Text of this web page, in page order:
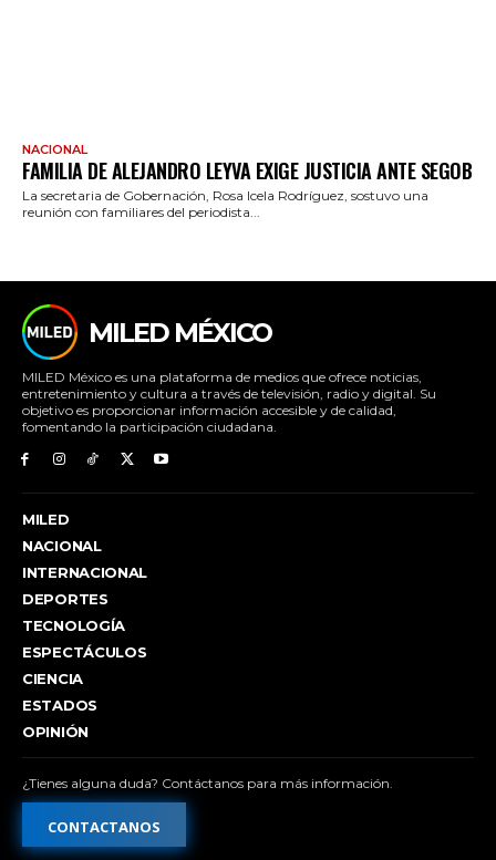
NACIONAL
FAMILIA DE ALEJANDRO LEYVA EXIGE JUSTICIA ANTE SEGOB
La secretaria de Gobernación, Rosa Icela Rodríguez, sostuvo una
reunión con familiares del periodista...
MILED MÉXICO
MILED México es una plataforma de medios que ofrece noticias,
entretenimiento y cultura a través de televisión, radio y digital. Su
objetivo es proporcionar información accesible y de calidad,
fomentando la participación ciudadana.
MILED
NACIONAL
INTERNACIONAL
DEPORTES
TECNOLOGÍA
ESPECTÁCULOS
CIENCIA
ESTADOS
OPINIÓN
¿Tienes alguna duda? Contáctanos para más información.
CONTACTANOS